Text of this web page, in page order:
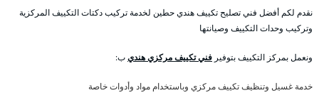
نقدم لكم أفضل فني تصليح تكييف هندي حطين لخدمة تركيب دكتات التكييف المركزية
وتركيب وحدات التكييف وصيانتها
ونعمل بمركز التكييف بتوفير فني تكييف مركزي هنديب:
خدمة غسيل وتنظيف تكييف مركزي وباستخدام مواد وأدوات خاصة